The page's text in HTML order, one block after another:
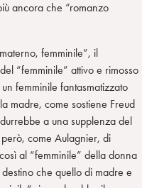
ancora che “romanzo
femminile”, il
“femminile” attivo e rimosso
femminile fantasmatizzato
madre, come sostiene Freud
a una supplenza del
come Aulagnier, di
al “femminile” della donna
che quello di madre e